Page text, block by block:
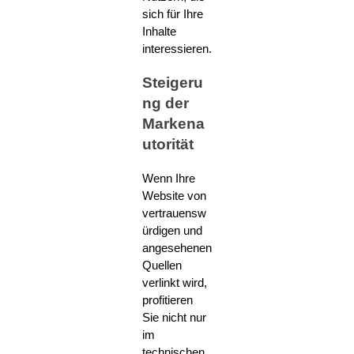
sich für Ihre
Inhalte
interessieren.
Steigeru
ng der
Markena
utorität
Wenn Ihre
Website von
vertrauensw
ürdigen und
angesehenen
Quellen
verlinkt wird,
profitieren
Sie nicht nur
im